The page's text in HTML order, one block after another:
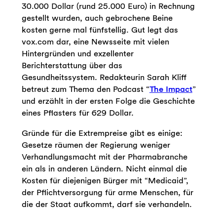
30.000 Dollar (rund 25.000 Euro) in Rechnung
gestellt wurden, auch gebrochene Beine
kosten gerne mal fünfstellig. Gut legt das
vox.com dar, eine Newsseite mit vielen
Hintergründen und exzellenter
Berichterstattung über das
Gesundheitssystem. Redakteurin Sarah Kliff
betreut zum Thema den Podcast “The Impact”
und erzählt in der ersten Folge die Geschichte
eines Pflasters für 629 Dollar.
Gründe für die Extrempreise gibt es einige:
Gesetze räumen der Regierung weniger
Verhandlungsmacht mit der Pharmabranche
ein als in anderen Ländern. Nicht einmal die
Kosten für diejenigen Bürger mit “Medicaid”,
der Pflichtversorgung für arme Menschen, für
die der Staat aufkommt, darf sie verhandeln.